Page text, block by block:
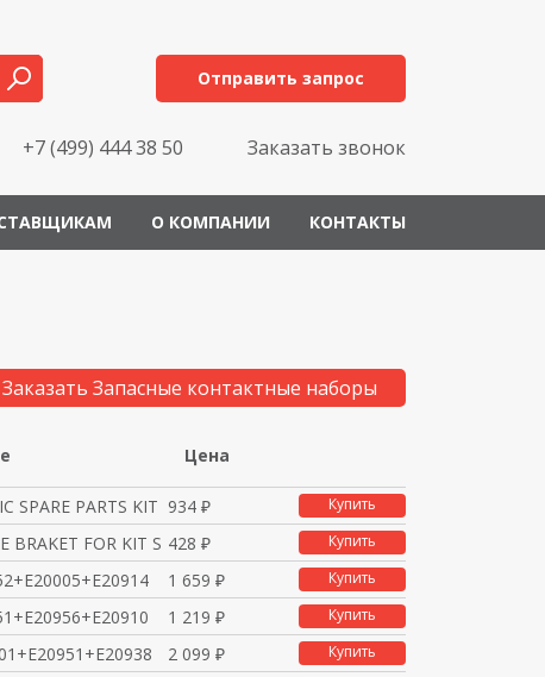
Отправить запрос
+7 (499) 444 38 50 Заказать звонок
О КОМПАНИИ КОНТАКТЫ
Заказать Запасные контактные наборы
Цена
SPARE PARTS KIT 934 ₽ Купить
BRAKET FOR KIT SYSTEM
428 ₽ Купить
1 659 ₽ Купить
1 219 ₽ Купить
2 099 ₽ Купить